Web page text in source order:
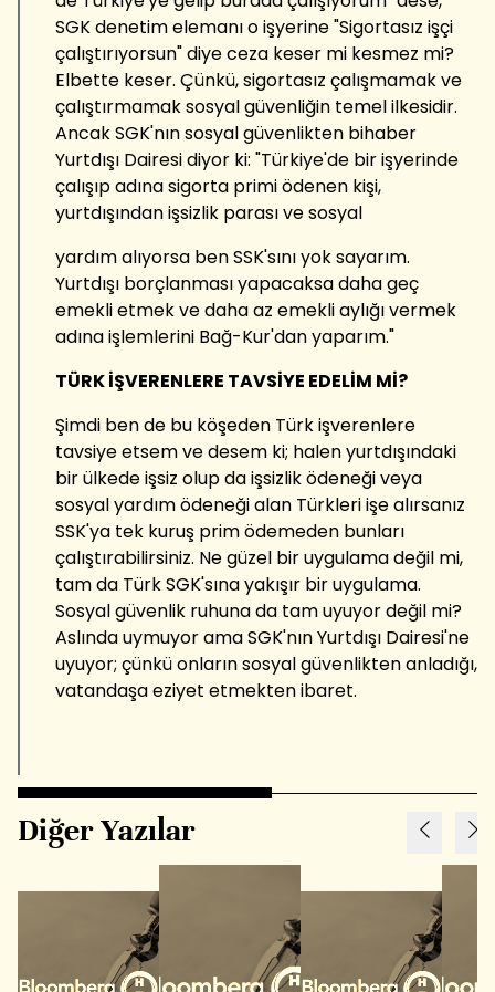
SGK denetim elemanı o işyerine "Sigortasız işçi
çalıştırıyorsun" diye ceza keser mi kesmez mi?
Elbette keser. Çünkü, sigortasız çalışmamak ve
çalıştırmamak sosyal güvenliğin temel ilkesidir.
Ancak SGK'nın sosyal güvenlikten bihaber
Yurtdışı Dairesi diyor ki: "Türkiye'de bir işyerinde
çalışıp adına sigorta primi ödenen kişi,
yurtdışından işsizlik parası ve sosyal
yardım alıyorsa ben SSK'sını yok sayarım.
Yurtdışı borçlanması yapacaksa daha geç
emekli etmek ve daha az emekli aylığı vermek
adına işlemlerini Bağ-Kur'dan yaparım."
TÜRK İŞVERENLERE TAVSİYE EDELİM Mİ?
Şimdi ben de bu köşeden Türk işverenlere
tavsiye etsem ve desem ki; halen yurtdışındaki
bir ülkede işsiz olup da işsizlik ödeneği veya
sosyal yardım ödeneği alan Türkleri işe alırsanız
SSK'ya tek kuruş prim ödemeden bunları
çalıştırabilirsiniz. Ne güzel bir uygulama değil mi,
tam da Türk SGK'sına yakışır bir uygulama.
Sosyal güvenlik ruhuna da tam uyuyor değil mi?
Aslında uymuyor ama SGK'nın Yurtdışı Dairesi'ne
uyuyor; çünkü onların sosyal güvenlikten anladığı,
vatandaşa eziyet etmekten ibaret.
Diğer Yazılar